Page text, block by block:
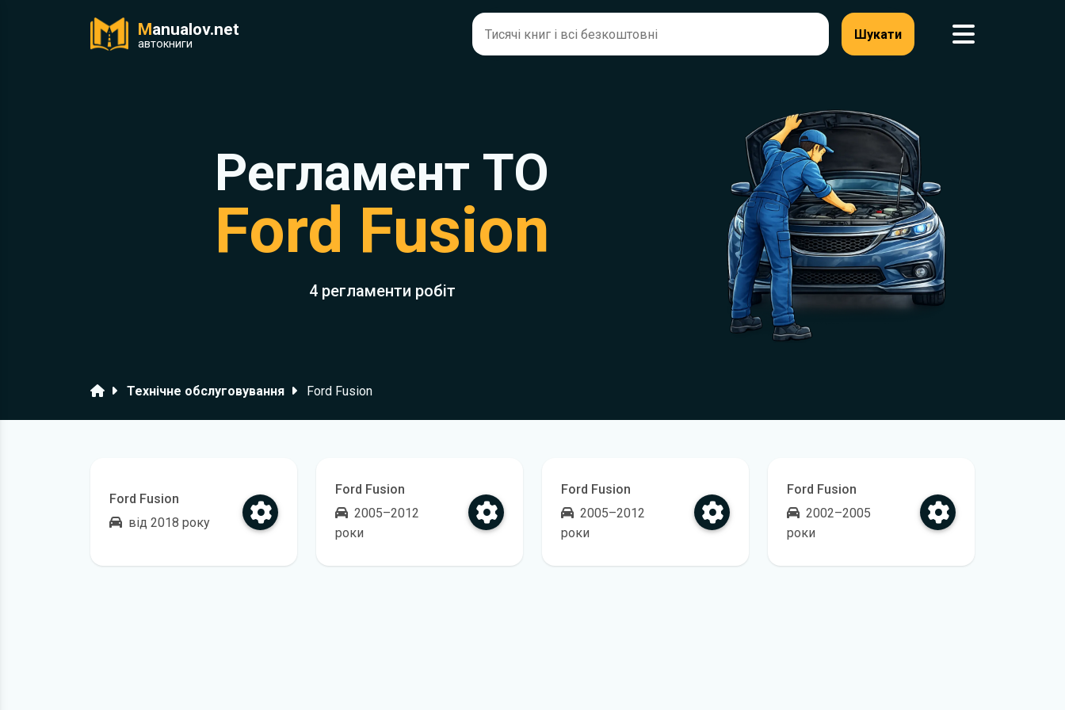
Manualov.net
автокниги
Шукати
Регламент ТО
Ford Fusion
4 регламенти робіт
ГоловнаТехнічне обслуговування Ford Fusion
Ford Fusion
від 2018 року
Відкрити регламент технічного обслуговування
Ford Fusion
2005–2012
роки
Ford Fusion
2005–2012
роки
Ford Fusion
2002–2005
роки